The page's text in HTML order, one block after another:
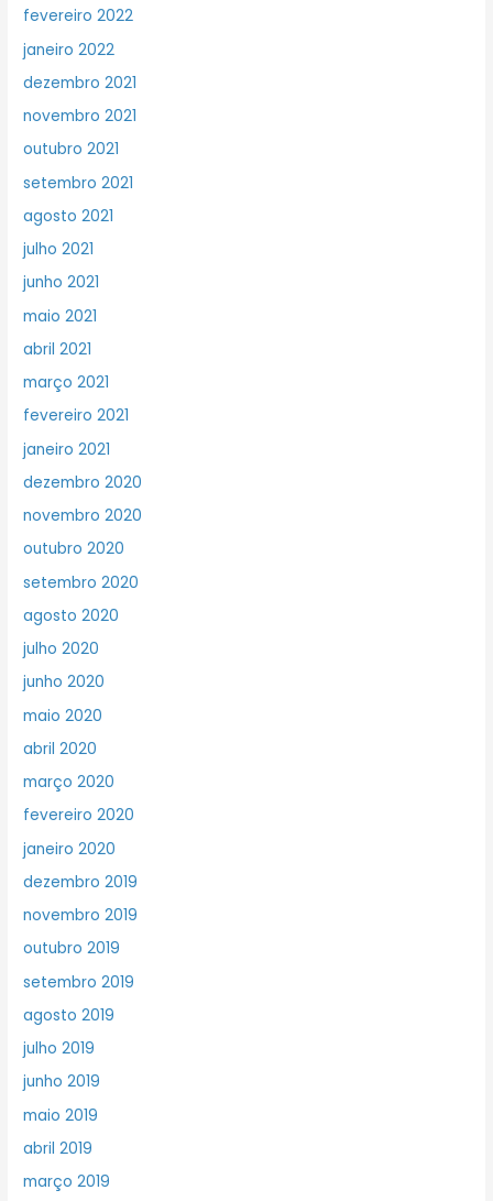
fevereiro 2022
janeiro 2022
dezembro 2021
novembro 2021
outubro 2021
setembro 2021
agosto 2021
julho 2021
junho 2021
maio 2021
abril 2021
março 2021
fevereiro 2021
janeiro 2021
dezembro 2020
novembro 2020
outubro 2020
setembro 2020
agosto 2020
julho 2020
junho 2020
maio 2020
abril 2020
março 2020
fevereiro 2020
janeiro 2020
dezembro 2019
novembro 2019
outubro 2019
setembro 2019
agosto 2019
julho 2019
junho 2019
maio 2019
abril 2019
março 2019